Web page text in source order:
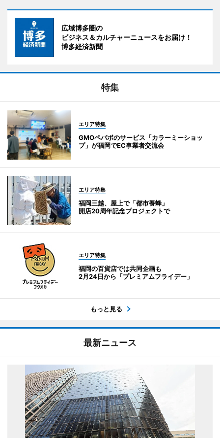
広域博多圏の
ビジネス＆カルチャーニュースをお届け！
博多経済新聞
特集
エリア特集
GMOペパボのサービス「カラーミーショッ
プ」が福岡でEC事業者交流会
エリア特集
福岡三越、屋上で「都市養蜂」
開店20周年記念プロジェクトで
エリア特集
福岡の百貨店では共同企画も
2月24日から「プレミアムフライデー」
もっと見る
最新ニュース